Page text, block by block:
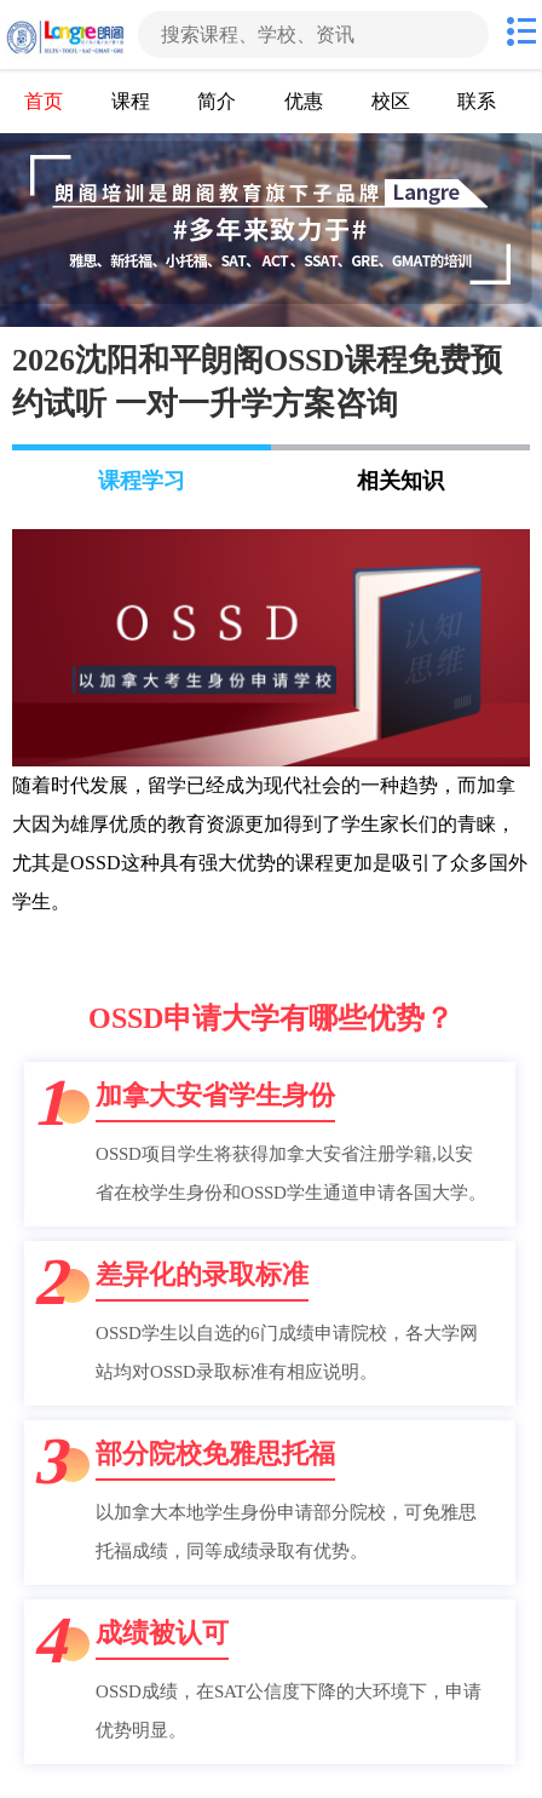
首页 课程 简介 优惠 校区 联系
2026沈阳和平朗阁OSSD课程免费预
约试听 一对一升学方案咨询
课程学习 相关知识
随着时代发展，留学已经成为现代社会的一种趋势，而加拿
大因为雄厚优质的教育资源更加得到了学生家长们的青睐，
尤其是OSSD这种具有强大优势的课程更加是吸引了众多国外
学生。
OSSD申请大学有哪些优势？
1 加拿大安省学生身份
OSSD项目学生将获得加拿大安省注册学籍,以安
省在校学生身份和OSSD学生通道申请各国大学。
2 差异化的录取标准
OSSD学生以自选的6门成绩申请院校，各大学网
站均对OSSD录取标准有相应说明。
3 部分院校免雅思托福
以加拿大本地学生身份申请部分院校，可免雅思
托福成绩，同等成绩录取有优势。
4 成绩被认可
OSSD成绩，在SAT公信度下降的大环境下，申请
优势明显。